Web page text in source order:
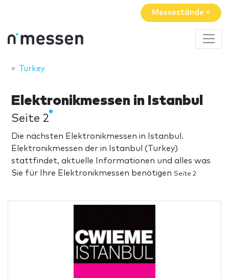
Messestände »
Turkey
Elektronikmessen in Istanbul
Seite 2
Die nächsten Elektronikmessen in Istanbul.
Elektronikmessen der in Istanbul (Turkey)
stattfindet, aktuelle Informationen und alles was
Sie für Ihre Elektronikmessen benötigen Seite 2